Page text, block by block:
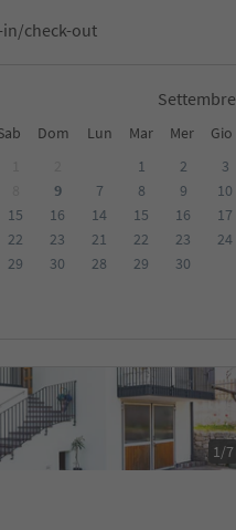
in/check-out
Settembre
Dom Lun Mar Mer Gio
9
15
16
22
23
29
30
1 2 3
7
8 9 10
14
15 16 17
21
22 23 24
28
29 30
Alloggi sostenibili
1/7